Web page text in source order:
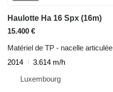
Haulotte Ha 16 Spx (16m)
15.400 €
Matériel de TP - nacelle articulée
2014
3.614 m/h
Luxembourg